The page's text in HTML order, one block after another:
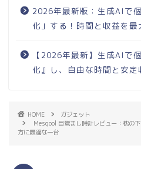
2026年最新版：生成AIで
化」する！時間と収益を
【2026年最新】生成AIで
化』し、自由な時間と安
HOME
ガジェット
Mesqool 目覚まし時計レビュー：枕の
方に最適な一台